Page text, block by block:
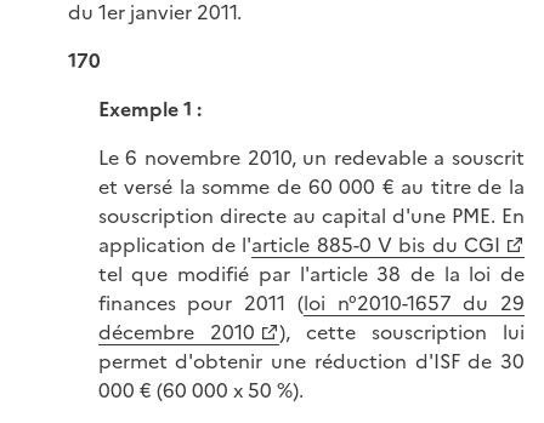
du 1er janvier 2011.
170
Exemple 1 :
Le 6 novembre 2010, un redevable a souscrit
et versé la somme de 60 000 € au titre de la
souscription directe au capital d'une PME. En
application de l'article 885-0 V bis du CGI
tel que modifié par l'article 38 de la loi de
finances pour 2011 (loi n°2010-1657 du 29
décembre 2010
), cette souscription lui
permet d'obtenir une réduction d'ISF de 30
000 € (60 000 x 50 %).